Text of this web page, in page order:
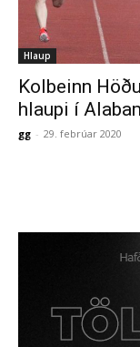
Hlaup
Kolbeinn
hlaupi í
gg - 29. febrúar 2020